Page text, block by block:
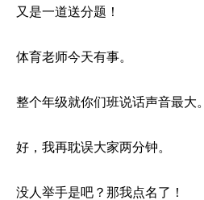
又是一道送分题！
体育老师今天有事。
整个年级就你们班说话声音最大。
好，我再耽误大家两分钟。
没人举手是吧？那我点名了！